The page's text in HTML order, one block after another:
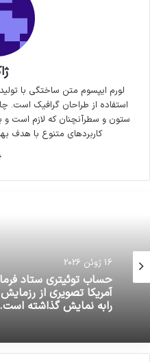
لورم ایپسوم متن ساختگی با
استفاده از طراحان گرافیک است.
ستون و سطرآنچنان که لازم است و
کاربردهای متنوع با هدف
16 ژوئن 2026
حساب توئیتری ستاد
رابه نمایش گذاشته است.